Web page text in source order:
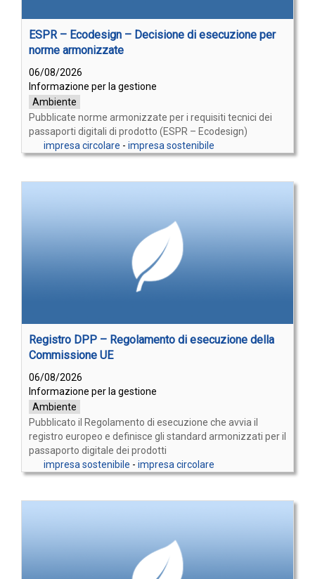
ESPR – Ecodesign – Decisione di esecuzione per
norme armonizzate
06/08/2026
Informazione per la gestione
Ambiente
Pubblicate norme armonizzate per i requisiti tecnici dei
passaporti digitali di prodotto (ESPR – Ecodesign)
impresa circolare - impresa sostenibile
Registro DPP – Regolamento di esecuzione della
Commissione UE
06/08/2026
Informazione per la gestione
Ambiente
Pubblicato il Regolamento di esecuzione che avvia il
registro europeo e definisce gli standard armonizzati per il
passaporto digitale dei prodotti
impresa sostenibile - impresa circolare